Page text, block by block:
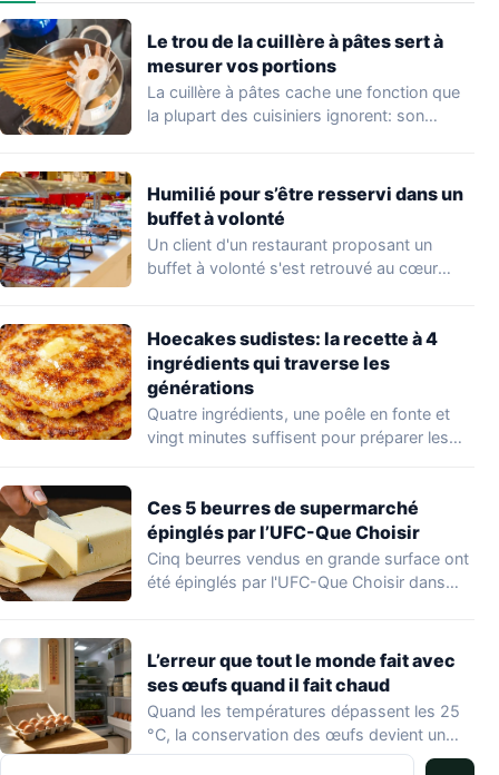
Le trou de la cuillère à pâtes sert à
mesurer vos portions
La cuillère à pâtes cache une fonction que
la plupart des cuisiniers ignorent: son…
Humilié pour s’être resservi dans un
buffet à volonté
Un client d'un restaurant proposant un
buffet à volonté s'est retrouvé au cœur
Hoecakes sudistes: la recette à 4
ingrédients qui traverse les
générations
Quatre ingrédients, une poêle en fonte et
vingt minutes suffisent pour préparer les
Ces 5 beurres de supermarché
épinglés par l’UFC-Que Choisir
Cinq beurres vendus en grande surface ont
été épinglés par l'UFC-Que Choisir dans
L’erreur que tout le monde fait avec
ses œufs quand il fait chaud
Quand les températures dépassent les 25
°C, la conservation des œufs devient un
vrai…